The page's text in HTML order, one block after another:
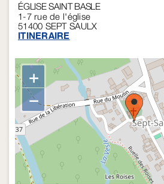
ÉGLISE SAINT BASLE
1-7 rue de l'église
51400 SEPT SAULX
ITINERAIRE
+
−